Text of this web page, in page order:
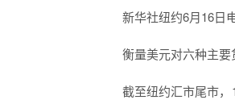
新华社纽约6月16日电
衡量美元对六种主要货
截至纽约汇市尾市，1